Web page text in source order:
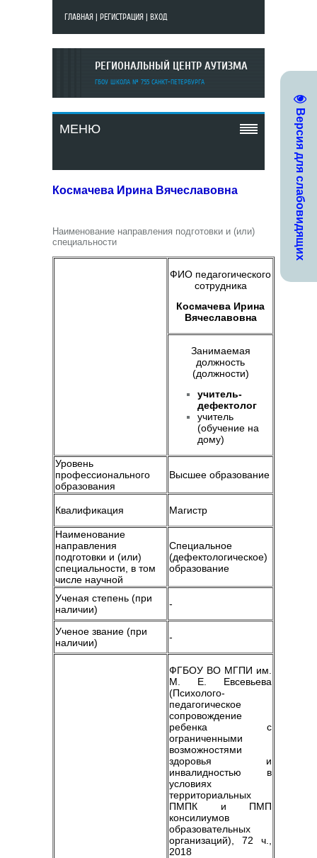
Версия для слабовидящих
ГЛАВНАЯ РЕГИСТРАЦИЯ ВХОД
РЕГИОНАЛЬНЫЙ ЦЕНТР АУТИЗМА
ГБОУ ШКОЛА № 755 САНКТ-ПЕТЕРБУРГА
МЕНЮ
Космачева Ирина Вячеславовна
Наименование направления подготовки и (или)
специальности
ФИО педагогического
сотрудника
Космачева Ирина
Вячеславовна
Занимаемая
должность
(должности)
учитель-
дефектолог
учитель
(обучение на
дому)
Уровень
профессионального
образования
Высшее образование
Квалификация Магистр
Наименование
направления
подготовки и (или)
специальности, в том
числе научной
Специальное
(дефектологическое)
образование
Ученая степень (при
наличии)
-
Ученое звание (при
наличии)
-
ФГБОУ ВО МГПИ им.
М. Е. Евсевьева
(Психолого-
педагогическое
сопровождение
ребенка с
ограниченными
возможностями
здоровья и
инвалидностью в
условиях
территориальных
ПМПК и ПМП
консилиумов
образовательных
организаций), 72 ч.,
2018